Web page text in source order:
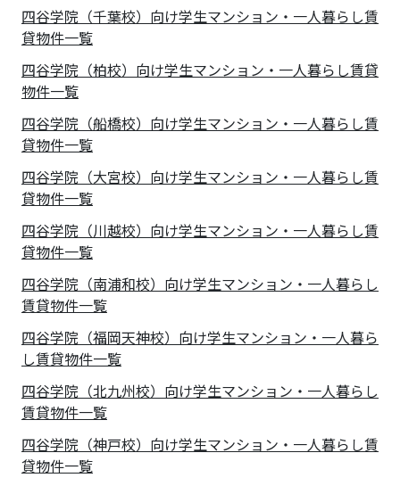
四谷学院（千葉校）向け学生マンション・一人暮らし賃
貸物件一覧
四谷学院（柏校）向け学生マンション・一人暮らし賃貸
物件一覧
四谷学院（船橋校）向け学生マンション・一人暮らし賃
貸物件一覧
四谷学院（大宮校）向け学生マンション・一人暮らし賃
貸物件一覧
四谷学院（川越校）向け学生マンション・一人暮らし賃
貸物件一覧
四谷学院（南浦和校）向け学生マンション・一人暮らし
賃貸物件一覧
四谷学院（福岡天神校）向け学生マンション・一人暮ら
し賃貸物件一覧
四谷学院（北九州校）向け学生マンション・一人暮らし
賃貸物件一覧
四谷学院（神戸校）向け学生マンション・一人暮らし賃
貸物件一覧